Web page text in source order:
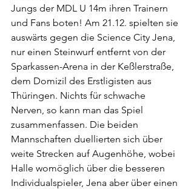
Jungs der MDL U 14m ihren Trainern
und Fans boten! Am 21.12. spielten sie
auswärts gegen die Science City Jena,
nur einen Steinwurf entfernt von der
Sparkassen-Arena in der Keßlerstraße,
dem Domizil des Erstligisten aus
Thüringen. Nichts für schwache
Nerven, so kann man das Spiel
zusammenfassen. Die beiden
Mannschaften duellierten sich über
weite Strecken auf Augenhöhe, wobei
Halle womöglich über die besseren
Individualspieler, Jena aber über einen